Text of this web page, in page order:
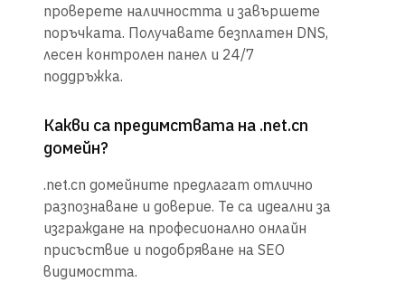
проверете наличността и завършете
поръчката. Получавате безплатен DNS,
лесен контролен панел и 24/7
поддръжка.
Какви са предимствата на .net.cn
домейн?
.net.cn домейните предлагат отлично
разпознаване и доверие. Те са идеални за
изграждане на професионално онлайн
присъствие и подобряване на SEO
видимостта.